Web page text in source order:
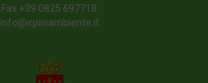
Fax +39 0825 697718
info@irpiniambiente.it